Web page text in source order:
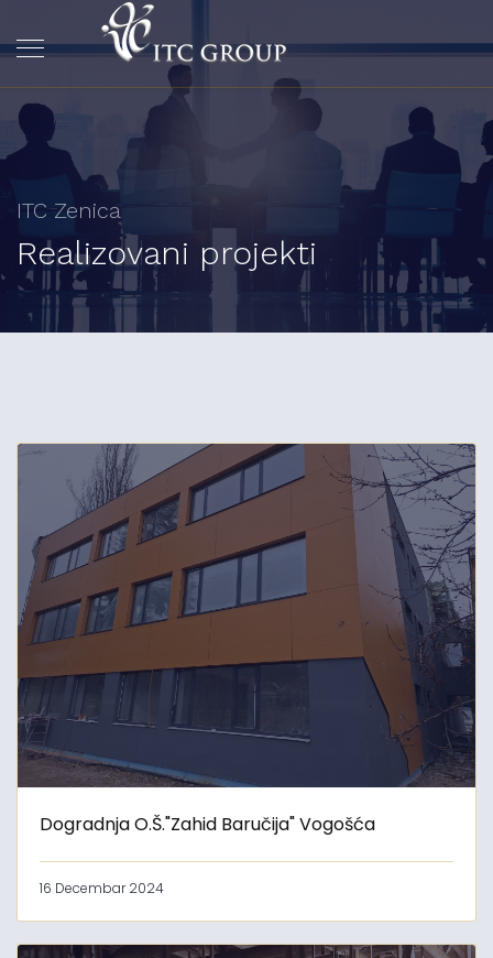
ITC Zenica
Realizovani projekti
Dogradnja O.Š."Zahid Baručija" Vogošća
16 Decembar 2024